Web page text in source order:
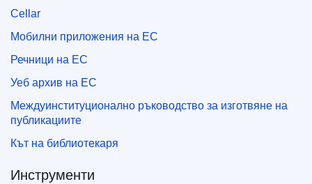
Cellar
Мобилни приложения на ЕС
Речници на ЕС
Уеб архив на ЕС
Междуинституционално ръководство за изготвяне на
публикациите
Кът на библиотекаря
Инструменти